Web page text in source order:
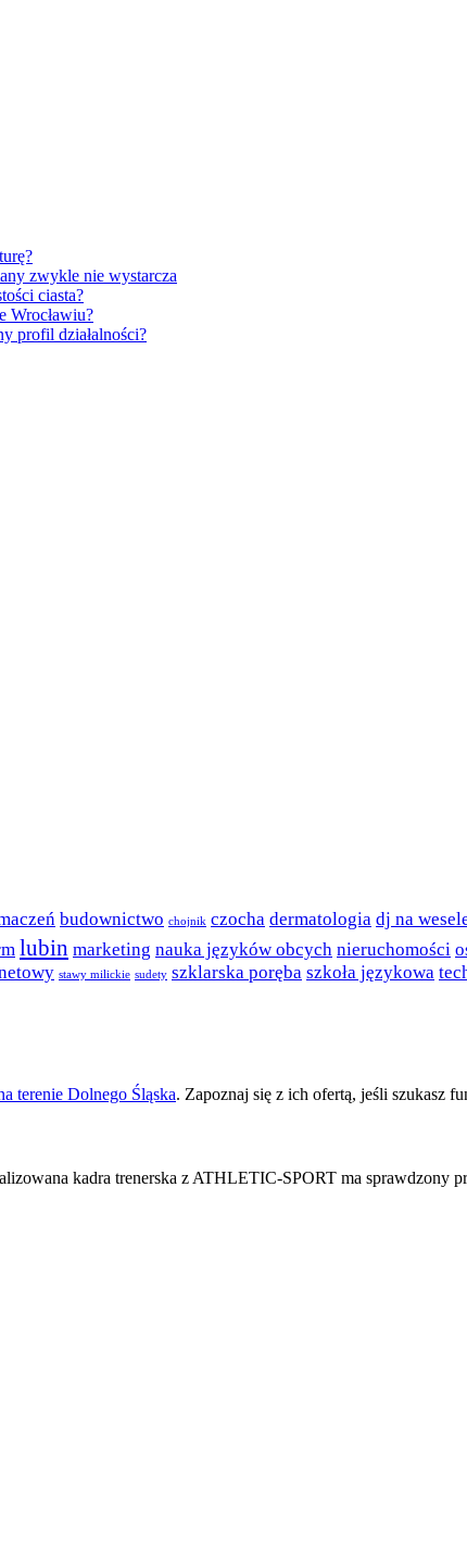
zwykle nie wystarcza
ciasta?
Wrocławiu?
profil działalności?
budownictwo chojnik czocha dermatologia dj na
lubin marketing nauka języków obcych nieruchomości
stawy milickie sudety szklarska poręba szkoła językowa
terenie Dolnego Śląska. Zapoznaj się z ich ofertą, jeśli szukasz
kadra trenerska z ATHLETIC-SPORT ma sprawdzony